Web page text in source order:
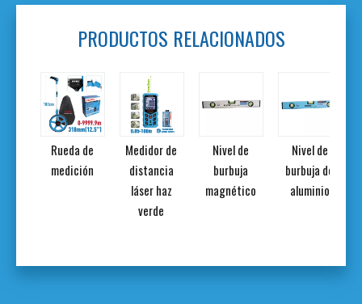
PRODUCTOS RELACIONADOS
Rueda de
medición
Medidor de
distancia
láser haz
verde
Nivel de
burbuja
magnético
Nivel de
burbuja de
aluminio